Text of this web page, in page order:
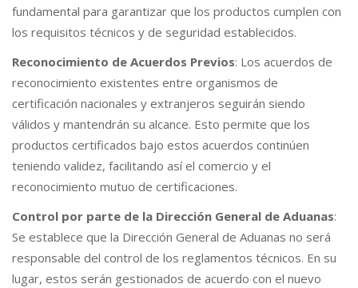
fundamental para garantizar que los productos cumplen con
los requisitos técnicos y de seguridad establecidos.
Reconocimiento de Acuerdos Previos: Los acuerdos de
reconocimiento existentes entre organismos de
certificación nacionales y extranjeros seguirán siendo
válidos y mantendrán su alcance. Esto permite que los
productos certificados bajo estos acuerdos continúen
teniendo validez, facilitando así el comercio y el
reconocimiento mutuo de certificaciones.
Control por parte de la Dirección General de Aduanas:
Se establece que la Dirección General de Aduanas no será
responsable del control de los reglamentos técnicos. En su
lugar, estos serán gestionados de acuerdo con el nuevo